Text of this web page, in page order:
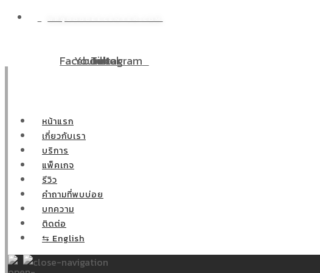
Facebook
Youtube
Tiktok
Instagram
หน้าแรก
เกี่ยวกับเรา
บริการ
แพ็คเกจ
รีวิว
คำถามที่พบบ่อย
บทความ
ติดต่อ
⇆ English